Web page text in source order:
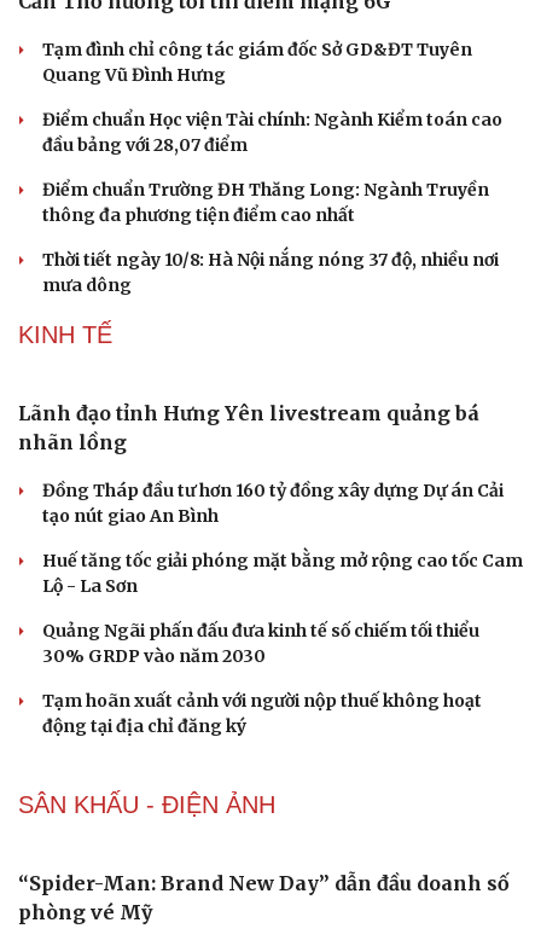
Tin bóng đá 9-8: Xuất hiện điều vô cùng đặc biệt ở bán
Kết quả bóng chuyền nữ hôm nay 9/8: ĐT Việt Nam tiếp
ĐT Việt Nam là đội chơi đẹp nhất vòng bảng ASEAN Cup
SỨC KHỎE
Tin vui bất ngờ dành cho người ăn ít nhất 5 quả trứng
Ăn đu đủ khi bụng đói buổi sáng: 8 lợi ích không phải ai
4 thực phẩm để tủ lạnh quá 2 ngày dễ gây ngộ độc
Tưởng ăn cơm buổi sáng sẽ "nặng bụng", chuyên gia
dinh dưỡng nói điều bất ngờ
XÃ HỘI
Điểm chuẩn Học viện Tài chính: Ngành Kiểm toán cao
đầu bảng với 28,07 điểm